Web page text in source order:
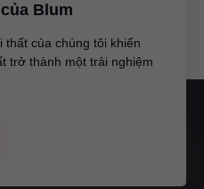
Blum
thất của chúng tôi khiến
trở thành một trải nghiệm